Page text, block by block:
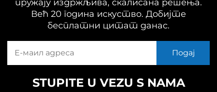
пружају издржљива, скалисана решења.
Већ 20 година искуство. Добијте
бесплатни цитат данас.
STUPITE U VEZU S NAMA